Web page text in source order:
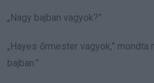
„Nagy bajban vagyok?”
„Hayes őrmester vagyok,” mondta
bajban.”